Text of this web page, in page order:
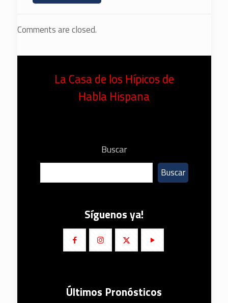
Comments are closed.
La Casa de los Hípicos de
Habla Hispana
Buscar
Buscar
Síguenos ya!
Últimos Pronósticos